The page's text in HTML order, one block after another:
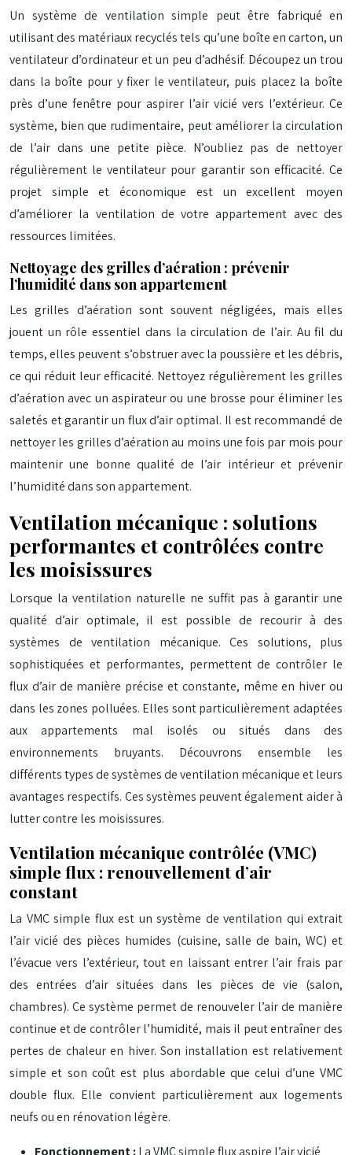
Un système de ventilation simple peut être fabriqué en
utilisant des matériaux recyclés tels qu’une boîte en carton, un
ventilateur d’ordinateur et un peu d’adhésif. Découpez un trou
dans la boîte pour y fixer le ventilateur, puis placez la boîte
près d’une fenêtre pour aspirer l’air vicié vers l’extérieur. Ce
système, bien que rudimentaire, peut améliorer la circulation
de l’air dans une petite pièce. N’oubliez pas de nettoyer
régulièrement le ventilateur pour garantir son efficacité. Ce
projet simple et économique est un excellent moyen
d’améliorer la ventilation de votre appartement avec des
ressources limitées.
Nettoyage des grilles d’aération : prévenir
l’humidité dans son appartement
Les grilles d’aération sont souvent négligées, mais elles
jouent un rôle essentiel dans la circulation de l’air. Au fil du
temps, elles peuvent s’obstruer avec la poussière et les débris,
ce qui réduit leur efficacité. Nettoyez régulièrement les grilles
d’aération avec un aspirateur ou une brosse pour éliminer les
saletés et garantir un flux d’air optimal. Il est recommandé de
nettoyer les grilles d’aération au moins une fois par mois pour
maintenir une bonne qualité de l’air intérieur et prévenir
l’humidité dans son appartement.
Ventilation mécanique : solutions
performantes et contrôlées contre
les moisissures
Lorsque la ventilation naturelle ne suffit pas à garantir une
qualité d’air optimale, il est possible de recourir à des
systèmes de ventilation mécanique. Ces solutions, plus
sophistiquées et performantes, permettent de contrôler le
flux d’air de manière précise et constante, même en hiver ou
dans les zones polluées. Elles sont particulièrement adaptées
aux appartements mal isolés ou situés dans des
environnements bruyants. Découvrons ensemble les
différents types de systèmes de ventilation mécanique et leurs
avantages respectifs. Ces systèmes peuvent également aider à
lutter contre les moisissures.
Ventilation mécanique contrôlée (VMC)
simple flux : renouvellement d’air
constant
La VMC simple flux est un système de ventilation qui extrait
l’air vicié des pièces humides (cuisine, salle de bain, WC) et
l’évacue vers l’extérieur, tout en laissant entrer l’air frais par
des entrées d’air situées dans les pièces de vie (salon,
chambres). Ce système permet de renouveler l’air de manière
continue et de contrôler l’humidité, mais il peut entraîner des
pertes de chaleur en hiver. Son installation est relativement
simple et son coût est plus abordable que celui d’une VMC
double flux. Elle convient particulièrement aux logements
neufs ou en rénovation légère.
Fonctionnement :La VMC simple flux aspire l’air vicié